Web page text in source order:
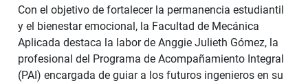
Con el objetivo de fortalecer la permanencia estudiantil
y el bienestar emocional, la Facultad de Mecánica
Aplicada destaca la labor de Anggie Julieth Gómez, la
profesional del Programa de Acompañamiento Integral
(PAI) encargada de guiar a los futuros ingenieros en su